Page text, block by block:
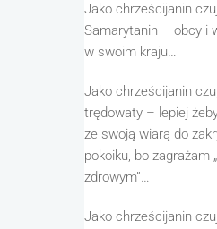
Jako chrześcijanin czuj
Samarytanin – obcy i
w swoim kraju…
Jako chrześcijanin czuj
trędowaty – lepiej
ze swoją wiarą do
pokoiku, bo zagrażam
zdrowym”…
Jako chrześcijanin